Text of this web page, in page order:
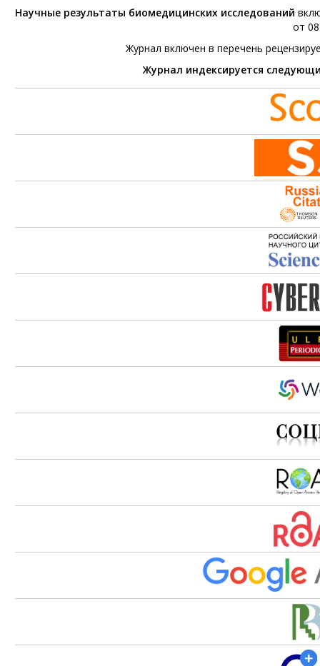
Научные результаты биомедицинских исследований
от
Журнал включен в перечень
Журнал индексируется